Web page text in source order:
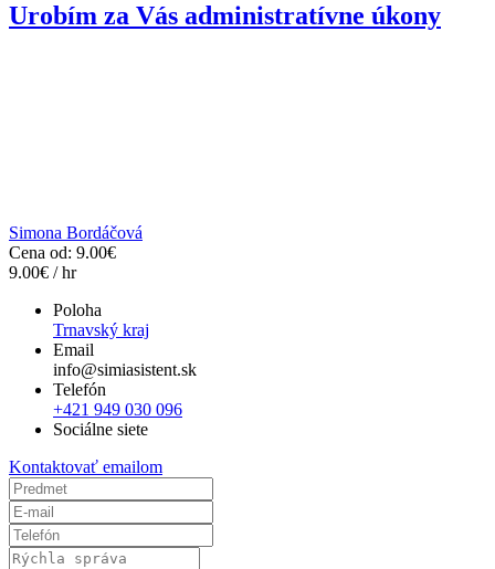
Urobím za Vás administratívne úkony
Simona Bordáčová
Cena od: 9.00€
9.00€ / hr
Poloha
Trnavský kraj
Email
info@simiasistent.sk
Telefón
+421 949 030 096
Sociálne siete
Kontaktovať emailom